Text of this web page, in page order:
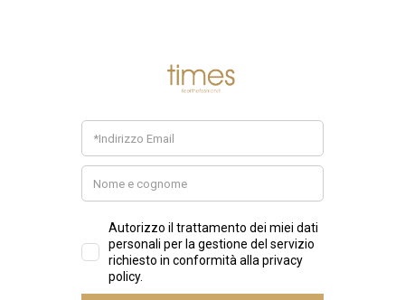
Carhartt - Portachiavi
Jaden Keyholder
Ganni - Portachiavi
Smiley nero e fucsia
€35,00